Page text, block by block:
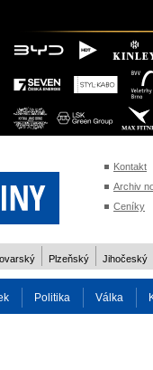
Kontakt
Archiv
Ceníky
Plzeňský Jihočeský
Politika Válka